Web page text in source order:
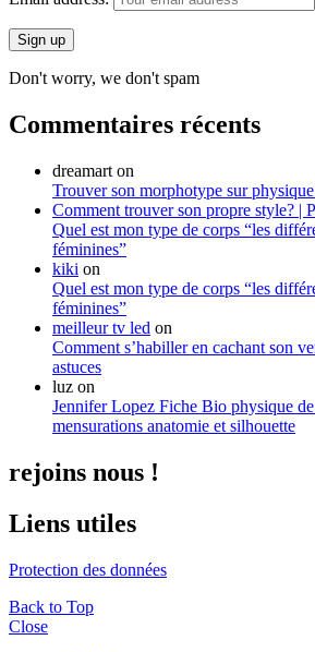
Don't worry, we don't spam
Commentaires récents
dreamart on
Trouver son morphotype sur
Comment trouver son propre style? |
Quel est mon type de corps “les
féminines”
kiki on
Quel est mon type de corps “les
féminines”
meilleur tv led on
Comment s’habiller en cachant son
astuces
luz on
Jennifer Lopez Fiche Bio physique
mensurations anatomie et silhouette
rejoins nous !
Liens utiles
Protection des données
Back to Top
Close